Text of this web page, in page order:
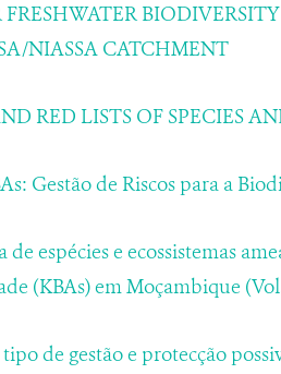
NIASSA CATCHMENT
RED LISTS OF SPECIES
Gestão de Riscos para a
espécies e ecossistemas
(KBAs) em Moçambique
de gestão e protecção